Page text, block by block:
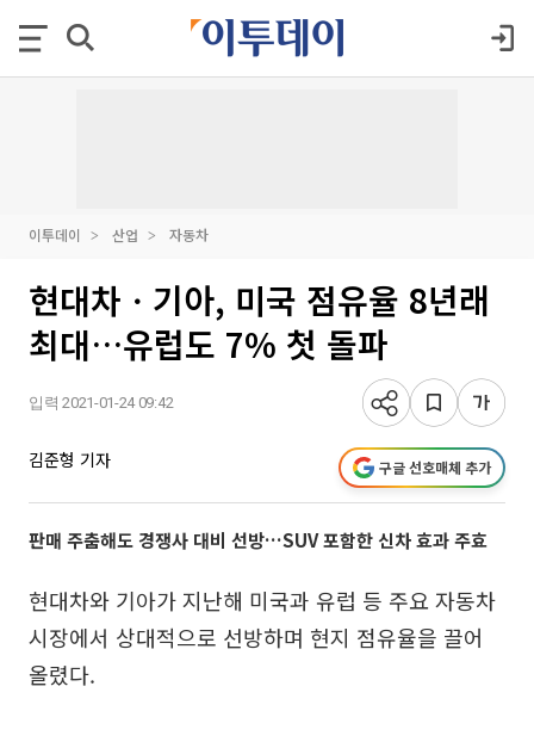
이투데이 산업 자동차
현대차ㆍ기아, 미국 점유율 8년래
최대…유럽도 7% 첫 돌파
입력 2021-01-24 09:42
김준형 기자 구글 선호매체 추가
판매 주춤해도 경쟁사 대비 선방…SUV 포함한 신차 효과 주효
현대차와 기아가 지난해 미국과 유럽 등 주요 자동차
시장에서 상대적으로 선방하며 현지 점유율을 끌어
올렸다.